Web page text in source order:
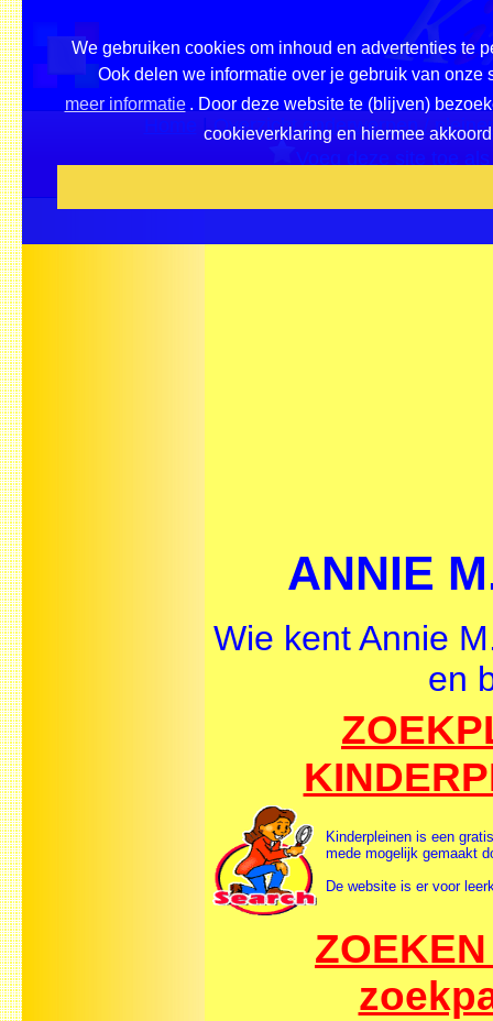
We gebruiken cookies om inhoud en advertenties te
Ook delen we informatie over je gebruik van
meer informatie . Door deze website te (blijven)
cookieverklaring en hiermee
|Overzicht onderwerpen /
ANNIE
Wie kent Annie
en
Kinderpleinen is een
mede mogelijk gemaakt
De website is er voor